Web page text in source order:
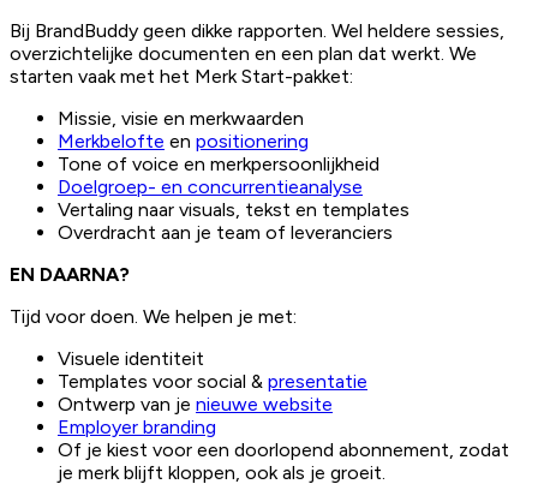
Bij BrandBuddy geen dikke rapporten. Wel heldere sessies,
overzichtelijke documenten en een plan dat werkt. We
starten vaak met het Merk Start-pakket:
Missie, visie en merkwaarden
Merkbelofte en positionering
Tone of voice en merkpersoonlijkheid
Doelgroep- en concurrentieanalyse
Vertaling naar visuals, tekst en templates
Overdracht aan je team of leveranciers
EN DAARNA?
Tijd voor doen. We helpen je met:
Visuele identiteit
Templates voor social & presentatie
Ontwerp van je nieuwe website
Employer branding
Of je kiest voor een doorlopend abonnement, zodat
je merk blijft kloppen, ook als je groeit.